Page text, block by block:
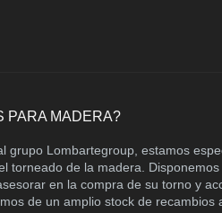
PARA MADERA?
grupo Lombartegroup, estamos
torneado de la madera. Disponemos
en la compra de su torno y
de un amplio stock de recambios